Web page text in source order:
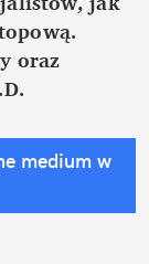
oraz
medium w